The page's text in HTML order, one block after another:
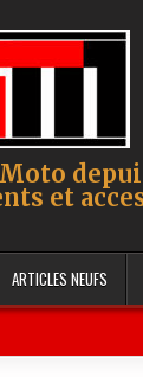
et
ARTICLES NEUFS